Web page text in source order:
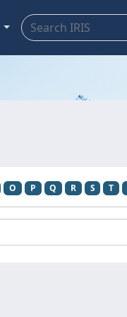
O P Q R S T